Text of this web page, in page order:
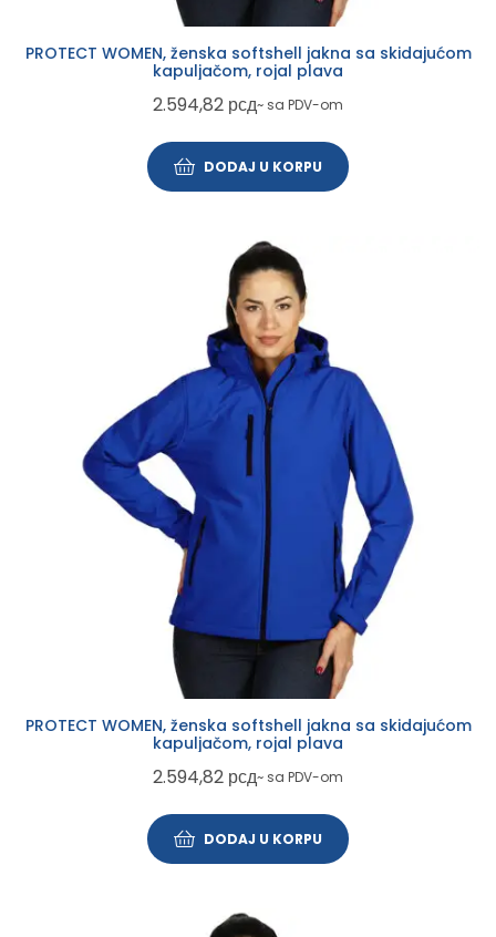
PROTECT WOMEN, ženska softshell jakna sa skidajućom
kapuljačom, rojal plava
2.594,82 рсд~ sa PDV-om
DODAJ U KORPU
PROTECT WOMEN, ženska softshell jakna sa skidajućom
kapuljačom, rojal plava
2.594,82 рсд~ sa PDV-om
DODAJ U KORPU